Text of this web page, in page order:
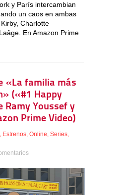
y París intercambian
un caos en ambas
Charlotte
En Amazon Prime
«La familia más
(«#1 Happy
Ramy Youssef y
Prime Video)
, Estrenos, Online, Series,